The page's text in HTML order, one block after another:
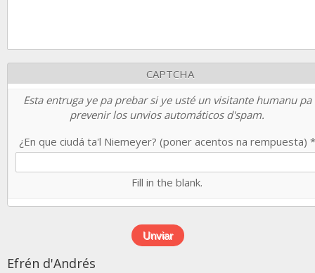
CAPTCHA
Esta entruga ye pa prebar si ye usté un visitante humanu pa
prevenir los unvios automáticos d'spam.
¿En que ciudá ta'l Niemeyer? (poner acentos na rempuesta) *
Fill in the blank.
Efrén d'Andrés